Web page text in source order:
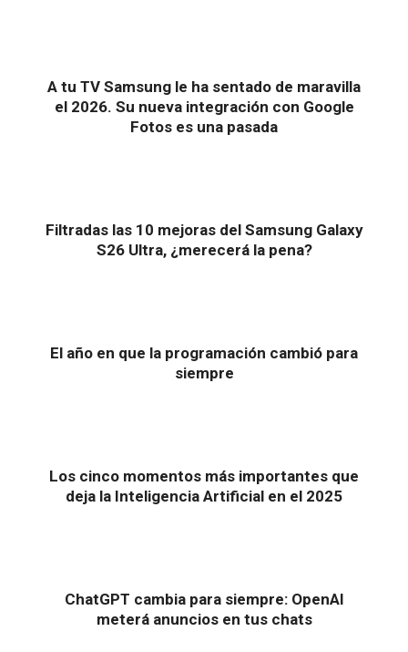
A tu TV Samsung le ha sentado de maravilla
el 2026. Su nueva integración con Google
Fotos es una pasada
Filtradas las 10 mejoras del Samsung Galaxy
S26 Ultra, ¿merecerá la pena?
El año en que la programación cambió para
siempre
Los cinco momentos más importantes que
deja la Inteligencia Artificial en el 2025
ChatGPT cambia para siempre: OpenAI
meterá anuncios en tus chats